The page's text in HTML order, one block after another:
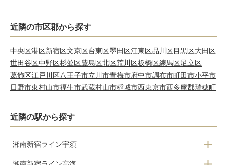
近隣の市区郡から探す
中央区港区新宿区文京区台東区墨田区江東区品川区目黒区大田区
世田谷区中野区杉並区豊島区北区荒川区板橋区練馬区足立区
葛飾区江戸川区八王子市立川市青梅市府中市調布市町田市小平市
日野市東村山市福生市武蔵村山市稲城市西東京市西多摩郡瑞穂町
近隣の駅から探す
湘南新宿ライン宇須